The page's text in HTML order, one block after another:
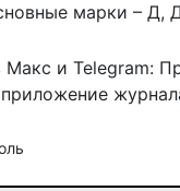
марки – Д,
Макс и Telegram:
приложение